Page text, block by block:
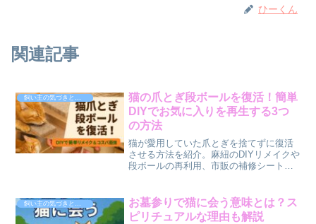
ひーくん
関連記事
飼い主の気づきと体験談
猫の爪とぎ段ボールを復活！簡単
DIYでお気に入りを再生する3つ
の方法
猫が愛用していた爪とぎを捨てずに復活
させる方法を紹介。麻紐のDIYリメイクや
段ボールの再利用、市販の補修シートな
お墓参りで猫に会う意味とは？ス
ピリチュアルな理由も解説